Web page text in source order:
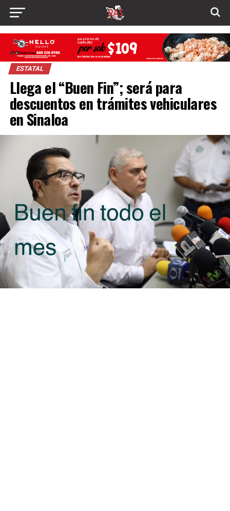
ESTATAL
Llega el “Buen Fin”; será para
descuentos en trámites vehiculares
en Sinaloa